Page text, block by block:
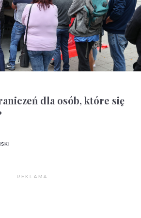
dla osób, które się
REKLAMA